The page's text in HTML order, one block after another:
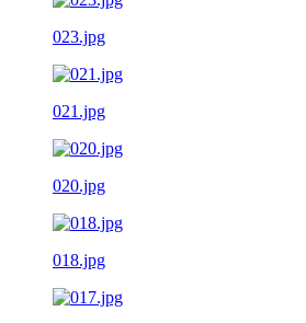
023.jpg
021.jpg
020.jpg
018.jpg